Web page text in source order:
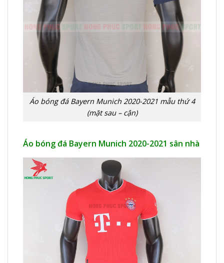
Áo bóng đá Bayern Munich 2020-2021 mẫu thứ 4
(mặt sau – cận)
Áo bóng đá Bayern Munich 2020-2021 sân nhà